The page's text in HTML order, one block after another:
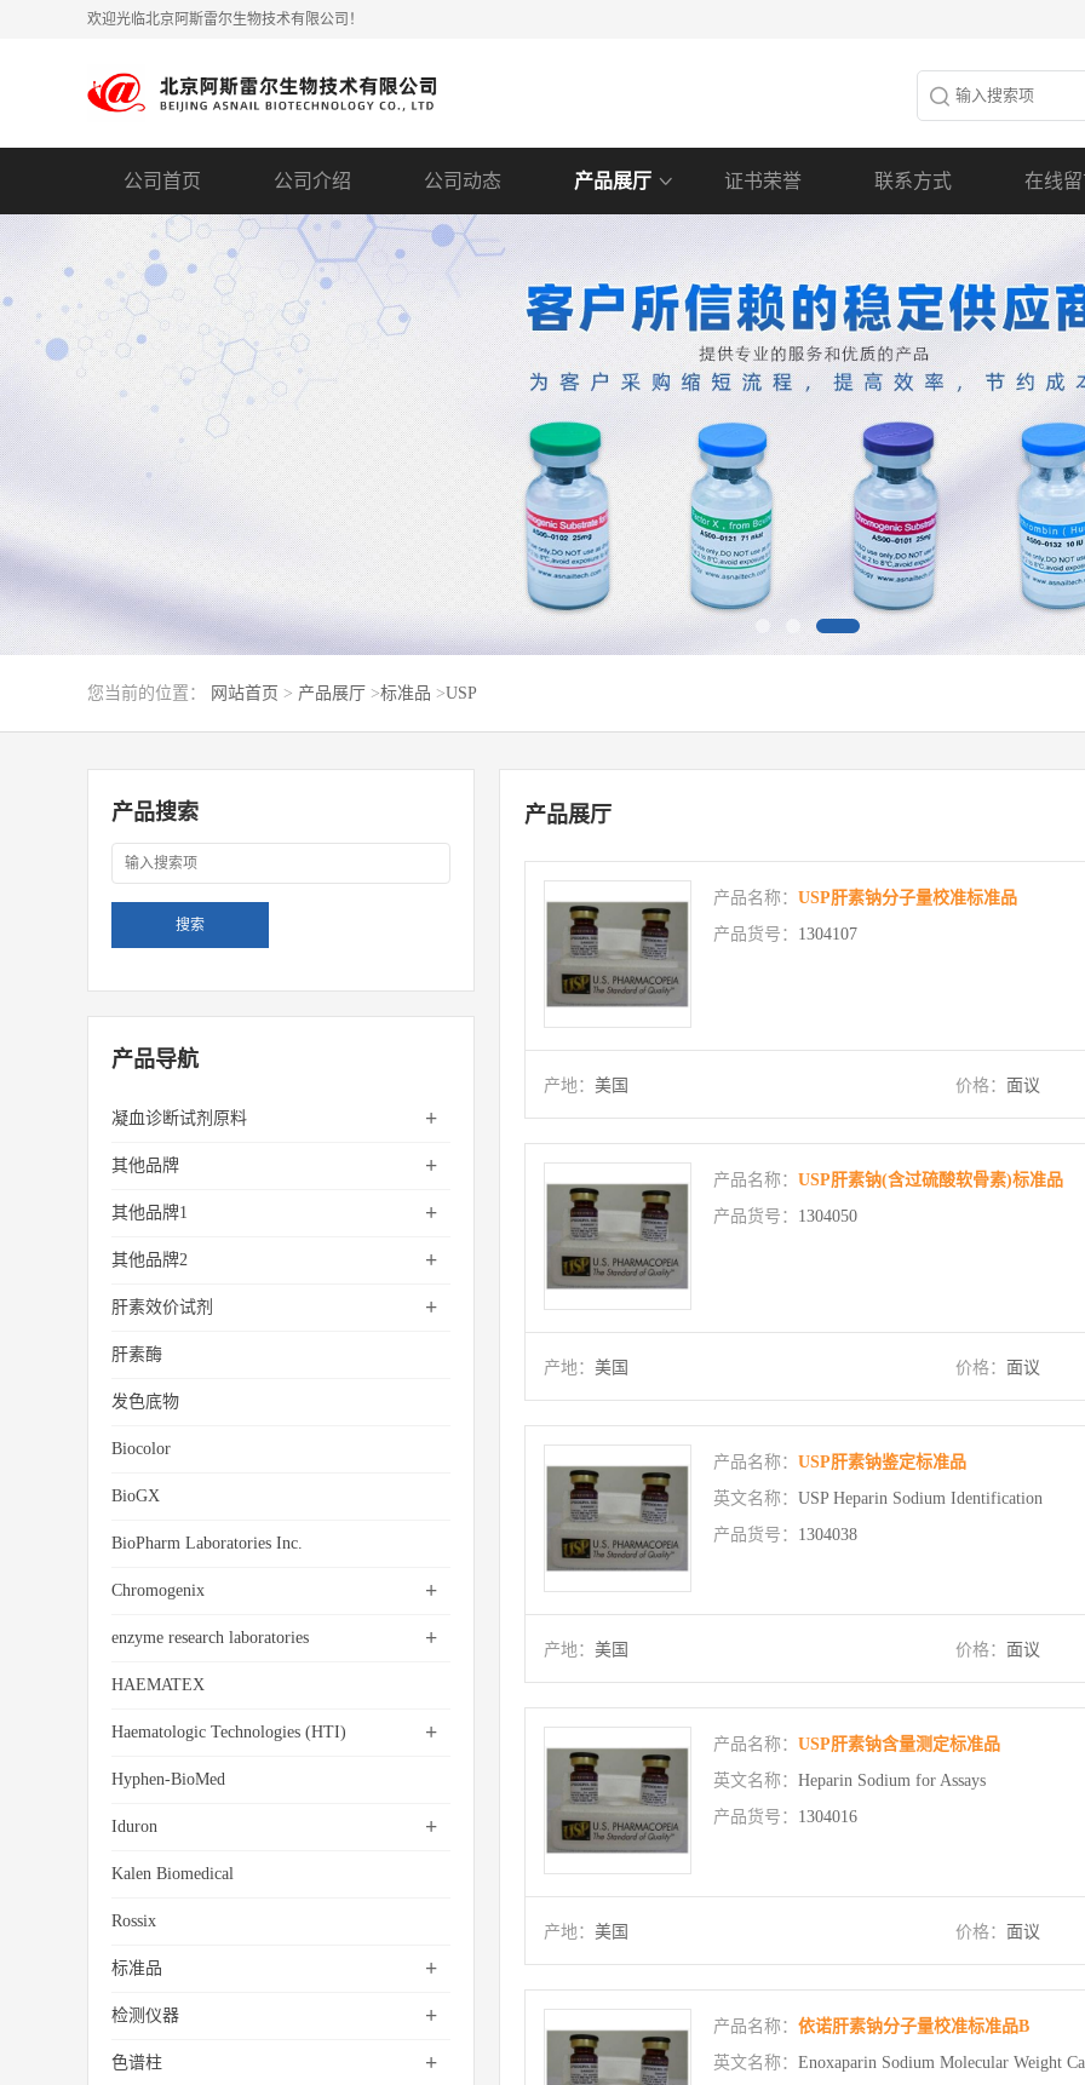
欢迎光临北京阿斯雷尔生物技术有限公司！
公司首页 公司介绍 公司动态 产品展厅 证书荣誉 联系方式 在线
您当前的位置： 网站首页 > 产品展厅 >标准品 >USP
产品搜索
产品导航
凝血诊断试剂原料 +
其他品牌 +
其他品牌1 +
其他品牌2 +
肝素效价试剂 +
肝素酶
发色底物
Biocolor
BioGX
BioPharm Laboratories Inc.
Chromogenix +
enzyme research laboratories +
HAEMATEX
Haematologic Technologies (HTI) +
Hyphen-BioMed
Iduron +
Kalen Biomedical
Rossix
标准品 +
检测仪器 +
色谱柱 +
产品展厅
产品名称： USP肝素钠分子量校准标准品
产品货号： 1304107
产地： 美国 价格： 面议
产品名称： USP肝素钠(含过硫酸软骨素)标准品
产品货号： 1304050
产地： 美国 价格： 面议
产品名称： USP肝素钠鉴定标准品
英文名称： USP Heparin Sodium Identification
产品货号： 1304038
产地： 美国 价格： 面议
产品名称： USP肝素钠含量测定标准品
英文名称： Heparin Sodium for Assays
产品货号： 1304016
产地： 美国 价格： 面议
产品名称： 依诺肝素钠分子量校准标准品B
英文名称： Enoxaparin Sodium Molecular Weight